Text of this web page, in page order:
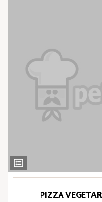
Ver
Ingredientes
PIZZA